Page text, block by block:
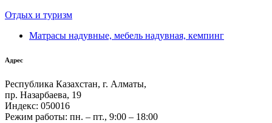
Отдых и туризм
Матрасы надувные, мебель надувная, кемпинг
Адрес
Республика Казахстан, г. Алматы,
пр. Назарбаева, 19
Индекс: 050016
Режим работы: пн. – пт., 9:00 – 18:00